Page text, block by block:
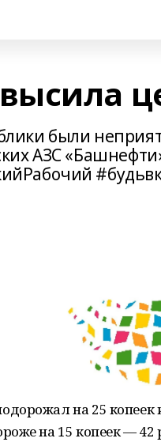
были
АЗС
на 25 копеек
на 15 копеек — 42